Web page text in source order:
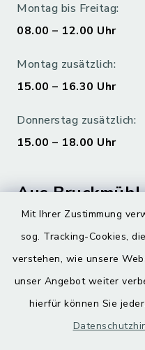
Mit Ihrer Zustimmung
sog. Tracking-Cookies,
verstehen, wie unsere
unser Angebot weiter
hierfür können Sie
Montag bis Freitag:
08.00 – 12.00 Uhr
Montag zusätzlich:
15.00 – 16.30 Uhr
Donnerstag zusätzlich:
15.00 – 18.00 Uhr
Aus Bruckmühl
Digitaler Ortsplan